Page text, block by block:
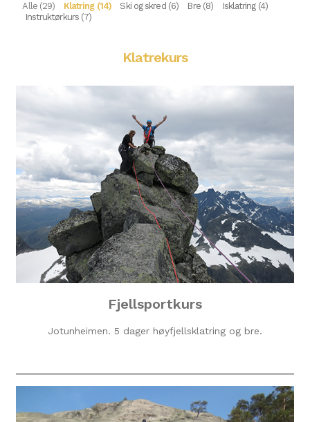
Alle (29) Klatring (14) Ski og skred (6) Bre (8)
Isklatring (4)
Instruktørkurs (7)
Klatrekurs
Fjellsportkurs
Jotunheimen. 5 dager høyfjellsklatring og bre.